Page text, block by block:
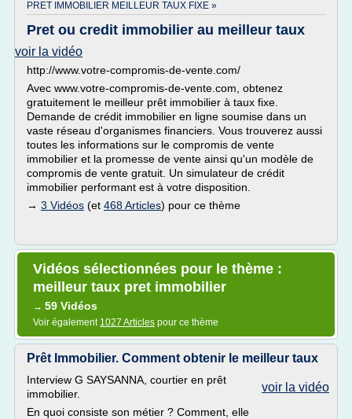
PRET IMMOBILIER MEILLEUR TAUX FIXE »
Pret ou credit immobilier au meilleur taux
voir la vidéo
http://www.votre-compromis-de-vente.com/
Avec www.votre-compromis-de-vente.com, obtenez
gratuitement le meilleur prêt immobilier à taux fixe.
Demande de crédit immobilier en ligne soumise dans un
vaste réseau d'organismes financiers. Vous trouverez aussi
toutes les informations sur le compromis de vente
immobilier et la promesse de vente ainsi qu'un modèle de
compromis de vente gratuit. Un simulateur de crédit
immobilier performant est à votre disposition.
→ 3 Vidéos (et 468 Articles) pour ce thème
Vidéos sélectionnées pour le thème :
meilleur taux pret immobilier
→ 59 Vidéos
Voir également 1027 Articles pour ce thème
Prêt Immobilier. Comment obtenir le meilleur taux
voir la vidéo
Interview G SAYSANNA, courtier en prêt
immobilier.
En quoi consiste son métier ? Comment, elle